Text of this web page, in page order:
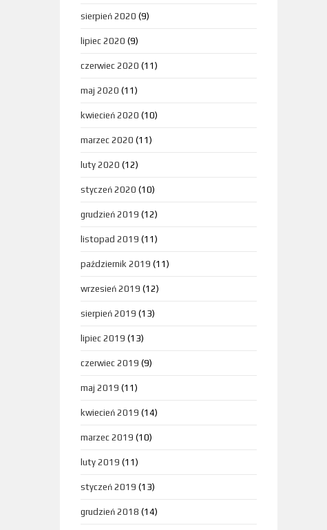
sierpień 2020 (9)
lipiec 2020 (9)
czerwiec 2020 (11)
maj 2020 (11)
kwiecień 2020 (10)
marzec 2020 (11)
luty 2020 (12)
styczeń 2020 (10)
grudzień 2019 (12)
listopad 2019 (11)
październik 2019 (11)
wrzesień 2019 (12)
sierpień 2019 (13)
lipiec 2019 (13)
czerwiec 2019 (9)
maj 2019 (11)
kwiecień 2019 (14)
marzec 2019 (10)
luty 2019 (11)
styczeń 2019 (13)
grudzień 2018 (14)